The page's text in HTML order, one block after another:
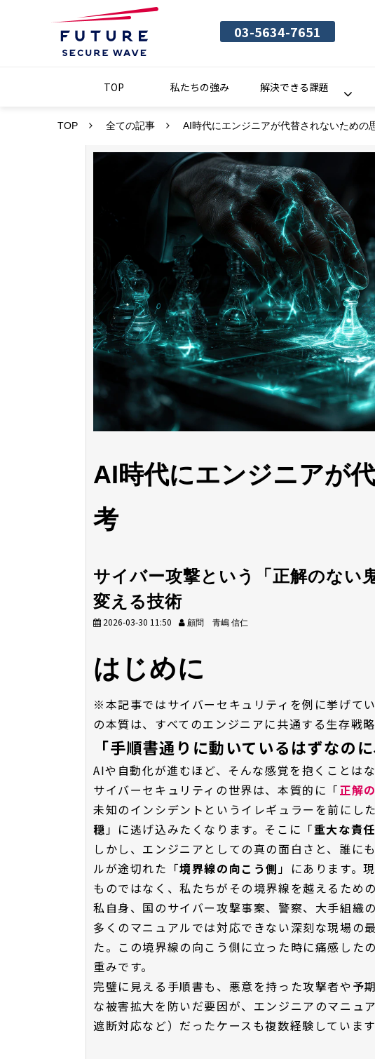
03-5634-7651
TOP 私たちの強み 解決できる課題
TOP 全ての記事 AI時代にエンジニアが代替されないための
AI時代にエンジニアが
考
サイバー攻撃という「正解のない
変える技術
2026-03-30 11:50 顧問 青嶋 信仁
はじめに
※本記事ではサイバーセキュリティを例に挙げて
の本質は、すべてのエンジニアに共通する生存戦略
「手順書通りに動いているはずなの
AIや自動化が進むほど、そんな感覚を抱くことはな
サイバーセキュリティの世界は、本質的に「正解
未知のインシデントというイレギュラーを前にし
穏」に逃げ込みたくなります。そこに「重大な責任
しかし、エンジニアとしての真の面白さと、誰に
ルが途切れた「境界線の向こう側」にあります。
ものではなく、私たちがその境界線を越えるため
私自身、国のサイバー攻撃事案、警察、大手組織
多くのマニュアルでは対応できない深刻な現場の
た。この境界線の向こう側に立った時に痛感した
重みです。
完璧に見える手順書も、悪意を持った攻撃者や予
な被害拡大を防いだ要因が、エンジニアのマニュ
遮断対応など）だったケースも複数経験しています